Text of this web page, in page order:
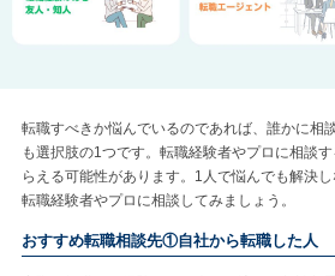
転職すべきか悩んでいるのであれば、誰かに相
も選択肢の1つです。転職経験者やプロに相談
らえる可能性があります。1人で悩んでも解決
転職経験者やプロに相談してみましょう。
おすすめ転職相談先①自社から転職した人